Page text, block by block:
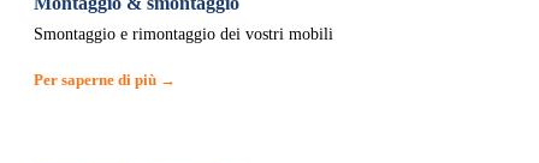
Smontaggio e rimontaggio dei vostri mobili
Per saperne di più →